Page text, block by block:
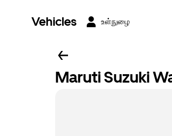
Vehicles உள்நுழை
Maruti Suzuki